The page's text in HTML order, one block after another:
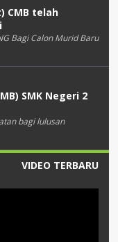
CMB telah
Bagi Calon Murid Baru
SMK Negeri 2
bagi lulusan
VIDEO TERBARU